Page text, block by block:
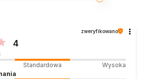
zweryfikowano
4
Standardowa
Wysoka